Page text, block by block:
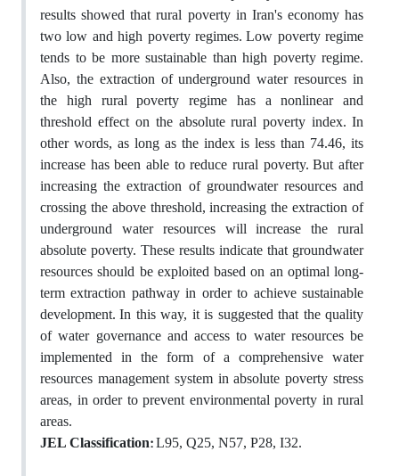
results showed that rural poverty in Iran's economy has
two low and high poverty regimes. Low poverty regime
tends to be more sustainable than high poverty regime.
Also, the extraction of underground water resources in
the high rural poverty regime has a nonlinear and
threshold effect on the absolute rural poverty index. In
other words, as long as the index is less than 74.46, its
increase has been able to reduce rural poverty. But after
increasing the extraction of groundwater resources and
crossing the above threshold, increasing the extraction of
underground water resources will increase the rural
absolute poverty. These results indicate that groundwater
resources should be exploited based on an optimal long-
term extraction pathway in order to achieve sustainable
development. In this way, it is suggested that the quality
of water governance and access to water resources be
implemented in the form of a comprehensive water
resources management system in absolute poverty stress
areas, in order to prevent environmental poverty in rural
areas.
JEL Classification:L95, Q25, N57, P28, I32.